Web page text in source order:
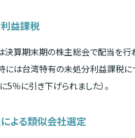
益課税
決算期末期の株主総会で配当を行
には台湾特有の未処分利益課税に
5％に引き下げられました）。
よる類似会社選定